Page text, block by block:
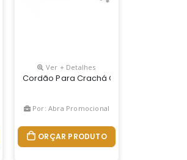
Fivela Removível E Fita Para Celular.
Impressão Digital Para Brindes. Útil
Ver + Detalhes
Cordão Para Crachá Com Terminal A
Por: Abra Promocional
ORÇAR PRODUTO